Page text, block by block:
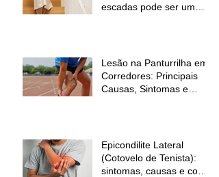
escadas pode ser um
Lesão na Panturrilha em
Corredores: Principais
Causas, Sintomas e
Epicondilite Lateral
(Cotovelo de Tenista):
sintomas, causas e como